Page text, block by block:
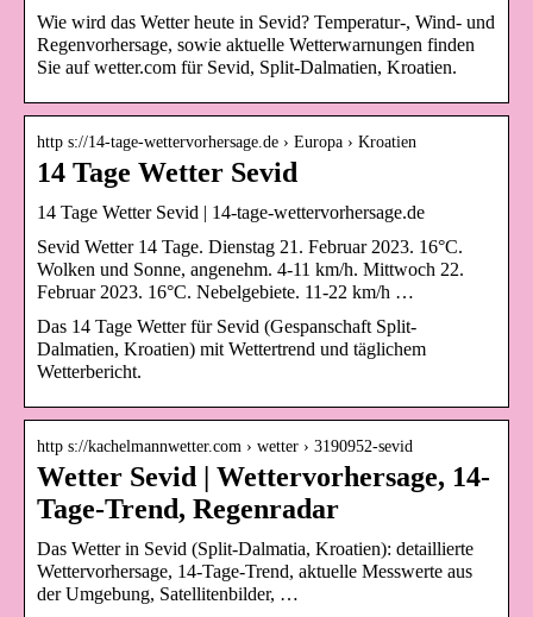
Wie wird das Wetter heute in Sevid? Temperatur-, Wind- und
Regenvorhersage, sowie aktuelle Wetterwarnungen finden
Sie auf wetter.com für Sevid, Split-Dalmatien, Kroatien.
http s://14-tage-wettervorhersage.de › Europa › Kroatien
14 Tage Wetter Sevid
14 Tage Wetter Sevid | 14-tage-wettervorhersage.de
Sevid Wetter 14 Tage. Dienstag 21. Februar 2023. 16°C.
Wolken und Sonne, angenehm. 4-11 km/h. Mittwoch 22.
Februar 2023. 16°C. Nebelgebiete. 11-22 km/h …
Das 14 Tage Wetter für Sevid (Gespanschaft Split-
Dalmatien, Kroatien) mit Wettertrend und täglichem
Wetterbericht.
http s://kachelmannwetter.com › wetter › 3190952-sevid
Wetter Sevid | Wettervorhersage, 14-
Tage-Trend, Regenradar
Das Wetter in Sevid (Split-Dalmatia, Kroatien): detaillierte
Wettervorhersage, 14-Tage-Trend, aktuelle Messwerte aus
der Umgebung, Satellitenbilder, …